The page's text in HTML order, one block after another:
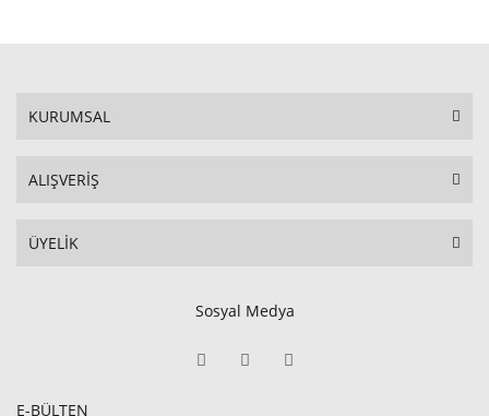
KURUMSAL
ALIŞVERİŞ
ÜYELİK
Sosyal Medya
E-BÜLTEN